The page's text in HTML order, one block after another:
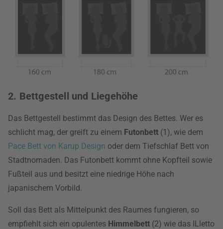
2. Bettgestell und Liegehöhe
Das Bettgestell bestimmt das Design des Bettes. Wer es
schlicht mag, der greift zu einem Futonbett (1), wie dem
Pace Bett von Karup Design oder dem Tiefschlaf Bett von
Stadtnomaden. Das Futonbett kommt ohne Kopfteil sowie
Fußteil aus und besitzt eine niedrige Höhe nach
japanischem Vorbild.
Soll das Bett als Mittelpunkt des Raumes fungieren, so
empfiehlt sich ein opulentes Himmelbett (2) wie das ILletto